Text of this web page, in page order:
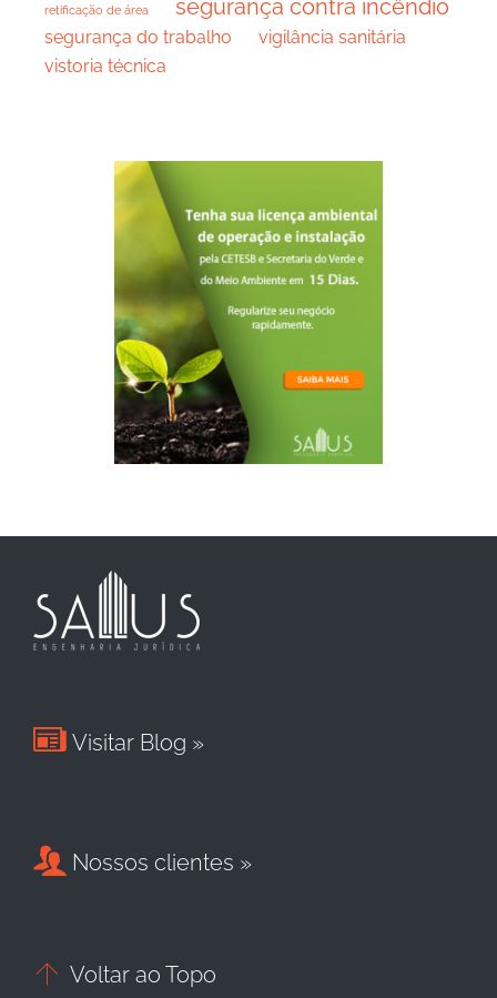
retificação de área segurança contra incêndio
segurança do trabalho
vigilância sanitária
vistoria técnica
 Visitar Blog »
 Nossos clientes »
 Voltar ao Topo